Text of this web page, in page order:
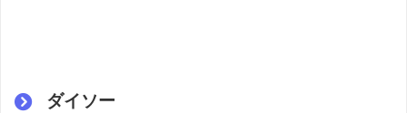
ダイソー